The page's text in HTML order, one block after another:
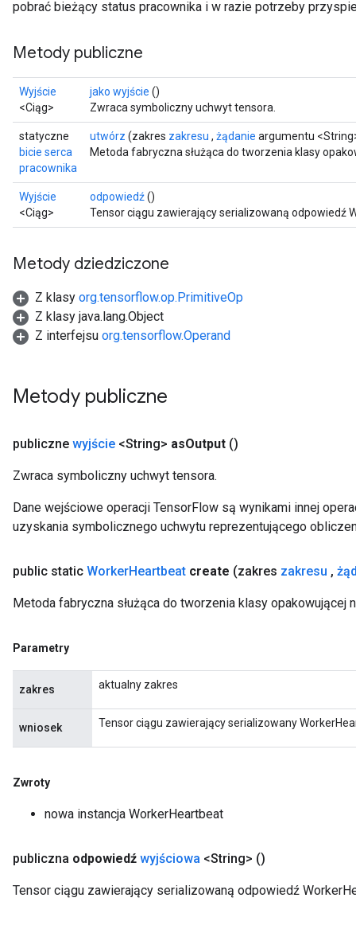
pobrać bieżący status pracownika i w razie potrzeby
Metody publiczne
Wyjście
<Ciąg>
jako wyjście ()
Zwraca symboliczny uchwyt tensora.
statyczne
bicie serca
pracownika
utwórz (zakres zakresu , żądanie argumentu
Metoda fabryczna służąca do tworzenia klasy
Wyjście
<Ciąg>
odpowiedź()
Tensor ciągu zawierający serializowaną odpowiedź
Metody dziedziczone
Z klasy org.tensorflow.op.PrimitiveOp
Z klasy java.lang.Object
Z interfejsu org.tensorflow.Operand
Metody publiczne
publiczne wyjście <String> asOutput ()
Zwraca symboliczny uchwyt tensora.
Dane wejściowe operacji TensorFlow są wynikami innej
uzyskania symbolicznego uchwytu reprezentującego
public static WorkerHeartbeat create (zakres zakresu ,
Metoda fabryczna służąca do tworzenia klasy opakowującej
Parametry
zakres aktualny zakres
wniosek Tensor ciągu zawierający serializowany
Zwroty
nowa instancja WorkerHeartbeat
publiczna odpowiedź wyjściowa <String> ()
Tensor ciągu zawierający serializowaną odpowiedź